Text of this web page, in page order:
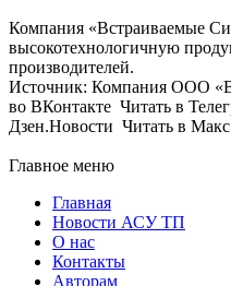
Компания «Встраиваемые
высокотехнологичную
производителей.
Источник: Компания ООО
во ВКонтакте Читать в
Дзен.Новости Читать в Макс
Главное меню
Главная
Новости АСУ ТП
О нас
Контакты
Авторам